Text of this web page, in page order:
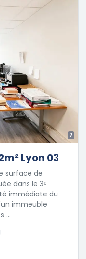
7
Lyon 03
surface de
dans le 3ᵉ
immédiate du
immeuble
…